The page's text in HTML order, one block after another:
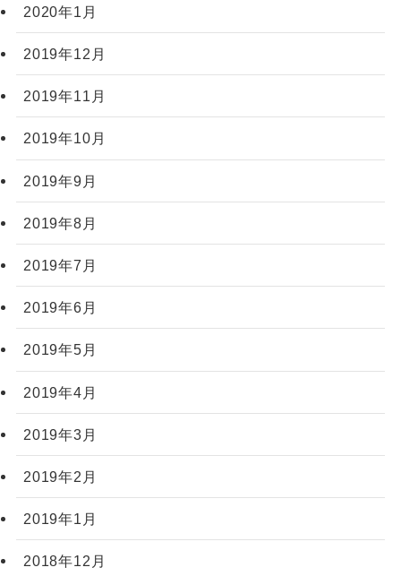
2020年1月
2019年12月
2019年11月
2019年10月
2019年9月
2019年8月
2019年7月
2019年6月
2019年5月
2019年4月
2019年3月
2019年2月
2019年1月
2018年12月